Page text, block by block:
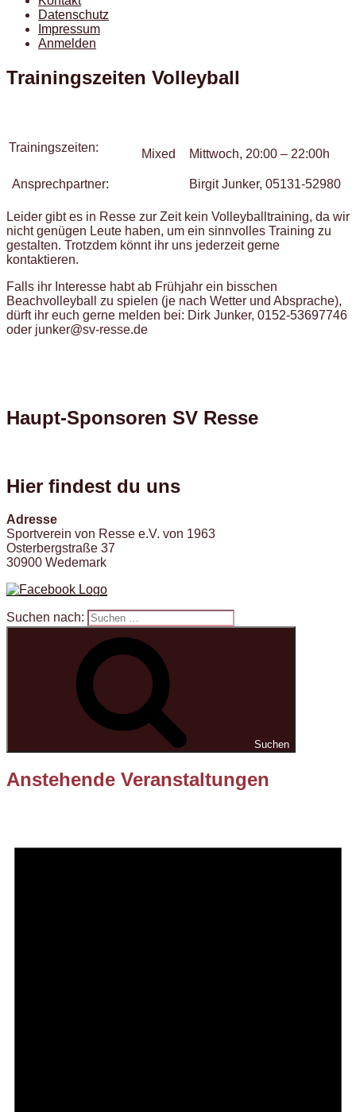
Datenschutz
Impressum
Anmelden
Trainingszeiten Volleyball
Trainingszeiten: Mixed Mittwoch, 20:00 – 22:00h
Ansprechpartner: Birgit Junker, 05131-52980
Leider gibt es in Resse zur Zeit kein Volleyballtraining, da wir
nicht genügen Leute haben, um ein sinnvolles Training zu
gestalten. Trotzdem könnt ihr uns jederzeit gerne
kontaktieren.
Falls ihr Interesse habt ab Frühjahr ein bisschen
Beachvolleyball zu spielen (je nach Wetter und Absprache),
dürft ihr euch gerne melden bei: Dirk Junker, 0152-53697746
oder junker@sv-resse.de
Haupt-Sponsoren SV Resse
Hier findest du uns
Adresse
Sportverein von Resse e.V. von 1963
Osterbergstraße 37
30900 Wedemark
Suchen nach:
Suchen
Anstehende Veranstaltungen